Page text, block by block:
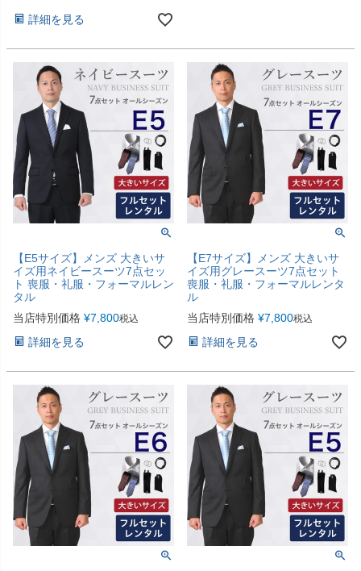
詳細を見る
【E5サイズ】メンズ 大きいサ
イズ用ネイビースーツ7点セッ
ト 喪服・礼服・フォーマルレン
タル
当店特別価格 ¥7,800税込
詳細を見る
【E7サイズ】メンズ 大きいサ
イズ用グレースーツ7点セット
喪服・礼服・フォーマルレンタ
ル
当店特別価格 ¥7,800税込
詳細を見る